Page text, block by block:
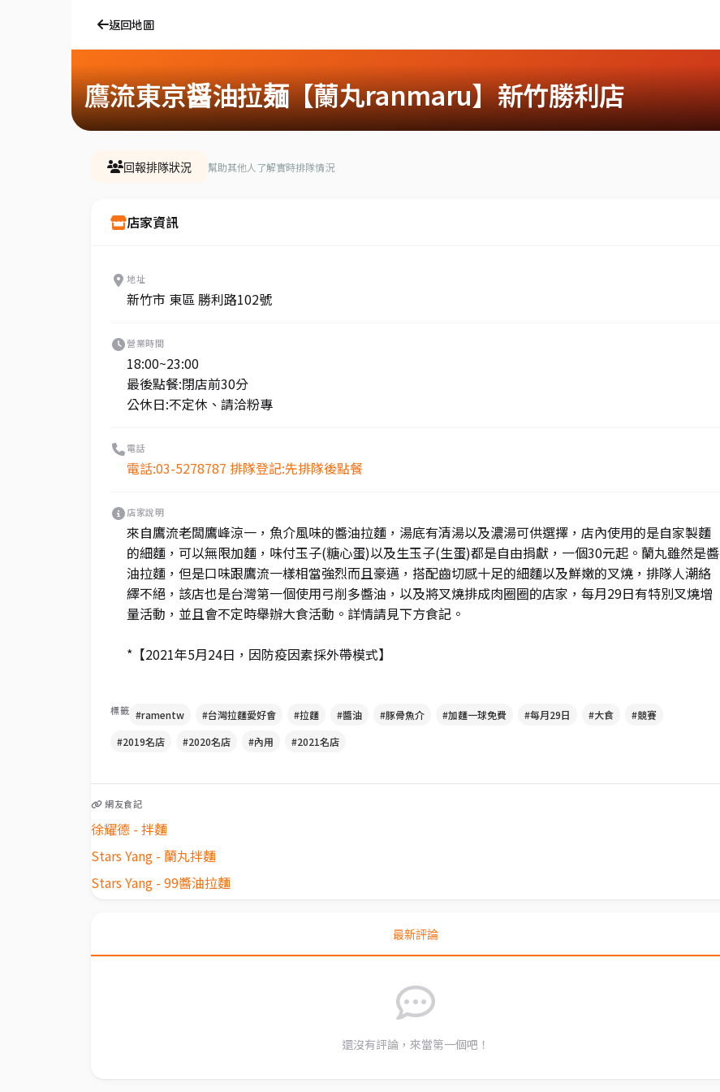
返回地圖
鷹流東京醤油拉麺【蘭丸ranmaru】新竹勝利店
回報排隊狀況 幫助其他人了解實時排隊情況
店家資訊
地址
新竹市 東區 勝利路102號
營業時間
18:00~23:00
最後點餐:閉店前30分
公休日:不定休、請洽粉專
電話
電話:03-5278787 排隊登記:先排隊後點餐
店家說明
來自鷹流老闆鷹峰涼一，魚介風味的醬油拉麵，湯底有清湯以及濃湯可供選擇，店內使用的是自家製麵
的細麵，可以無限加麵，味付玉子(糖心蛋)以及生玉子(生蛋)都是自由捐獻，一個30元起。蘭丸雖然是醬
油拉麵，但是口味跟鷹流一樣相當強烈而且豪邁，搭配齒切感十足的細麵以及鮮嫩的叉燒，排隊人潮絡
繹不絕，該店也是台灣第一個使用弓削多醬油，以及將叉燒排成肉圈圈的店家，每月29日有特別叉燒增
量活動，並且會不定時舉辦大食活動。詳情請見下方食記。
*【2021年5月24日，因防疫因素採外帶模式】
標籤 #ramentw #台灣拉麵愛好會 #拉麵 #醬油 #豚骨魚介 #加麵一球免費 #每月29日 #大食
#競賽
#2019名店
#2020名店 #內用 #2021名店
網友食記
徐耀德 - 拌麵
Stars Yang - 蘭丸拌麵
Stars Yang - 99醬油拉麵
最新評論
還沒有評論，來當第一個吧！